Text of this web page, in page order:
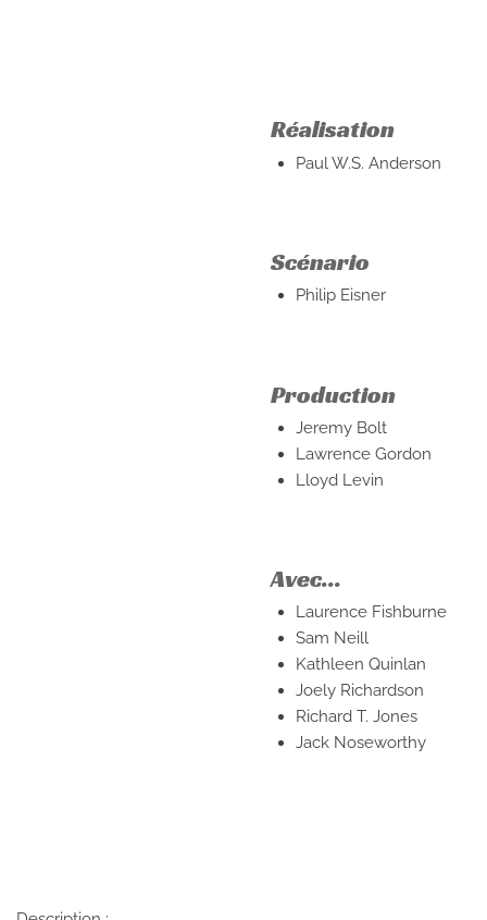
Réalisation
Paul W.S. Anderson
Scénario
Philip Eisner
Production
Jeremy Bolt
Lawrence Gordon
Lloyd Levin
Avec...
Laurence Fishburne
Sam Neill
Kathleen Quinlan
Joely Richardson
Richard T. Jones
Jack Noseworthy